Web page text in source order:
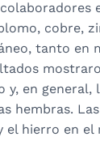
cobre,
tanto en
y, en
hembras.
el hierro en el